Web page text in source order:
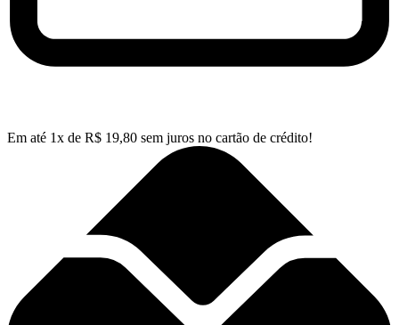
Em até 1x de R$ 19,80 sem juros no cartão de crédito!